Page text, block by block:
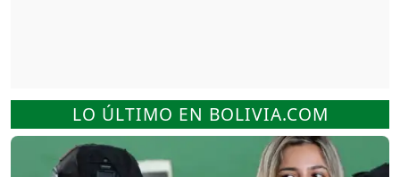
LO ÚLTIMO EN BOLIVIA.COM